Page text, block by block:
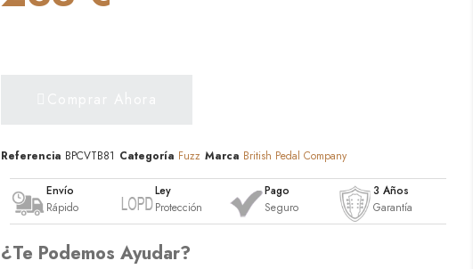
Referencia BPCVTB81 Categoría Fuzz Marca British Pedal Company
Envío
Rápido
Ley
Protección
Pago
Seguro
3 Años
Garantía
¿Te Podemos Ayudar?